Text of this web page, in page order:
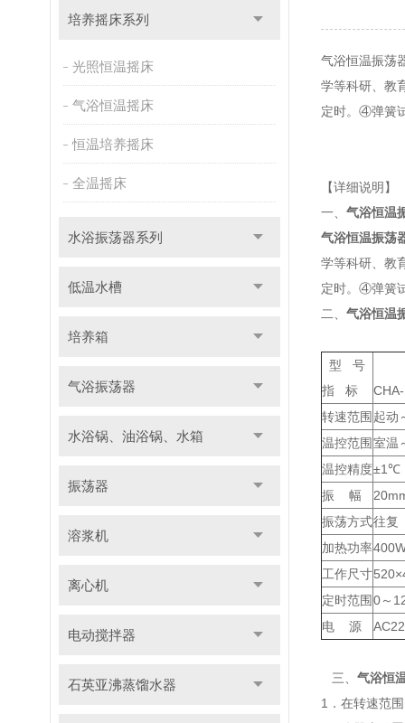
培养摇床系列
光照恒温摇床
气浴恒温摇床
恒温培养摇床
全温摇床
水浴振荡器系列
低温水槽
培养箱
气浴振荡器
水浴锅、油浴锅、水箱
振荡器
溶浆机
离心机
电动搅拌器
石英亚沸蒸馏水器
气浴恒温振荡
学等科研、教
定时。④弹簧
【详细说明】
一、 气浴恒温
气浴恒温振荡
学等科研、教
定时。④弹簧
二、 气浴恒温
型 号
指 标
转速范围 起动
温控范围室温
温控精度±1℃
振 幅
振荡方式往复
加热功率
工作尺寸
定时范围0～
电 源
三、 气浴恒
1．在转速范